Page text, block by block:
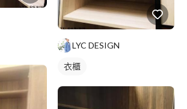
LYC DESIGN
衣櫃